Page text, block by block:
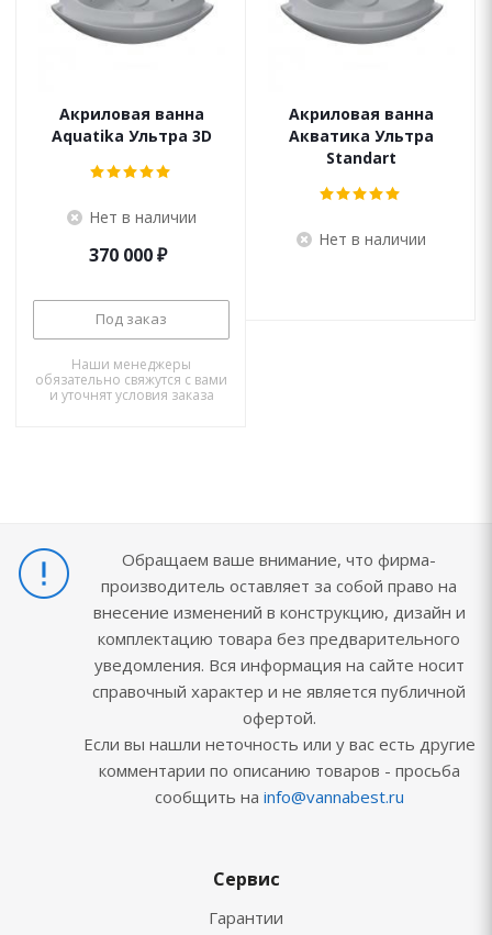
Акриловая ванна
Aquatika Ультра 3D
Нет в наличии
370 000₽
Под заказ
Наши менеджеры
обязательно свяжутся с вами
и уточнят условия заказа
Акриловая ванна
Акватика Ультра
Standart
Нет в наличии
Обращаем ваше внимание, что фирма-
производитель оставляет за собой право на
внесение изменений в конструкцию, дизайн и
комплектацию товара без предварительного
уведомления. Вся информация на сайте носит
справочный характер и не является публичной
офертой.
Если вы нашли неточность или у вас есть другие
комментарии по описанию товаров - просьба
сообщить на info@vannabest.ru
Сервис
Гарантии